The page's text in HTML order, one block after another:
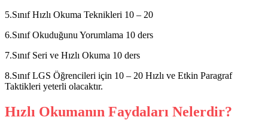
5.Sınıf Hızlı Okuma Teknikleri 10 – 20
6.Sınıf Okuduğunu Yorumlama 10 ders
7.Sınıf Seri ve Hızlı Okuma 10 ders
8.Sınıf LGS Öğrencileri için 10 – 20 Hızlı ve Etkin Paragraf
Taktikleri yeterli olacaktır.
Hızlı Okumanın Faydaları Nelerdir?